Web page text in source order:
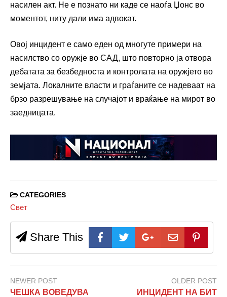
насилен акт. Не е познато ни каде се наоѓа Џонс во
моментот, ниту дали има адвокат.
Овој инцидент е само еден од многуте примери на
насилство со оружје во САД, што повторно ја отвора
дебатата за безбедноста и контролата на оружјето во
земјата. Локалните власти и граѓаните се надеваат на
брзо разрешување на случајот и враќање на мирот во
заедницата.
CATEGORIES
Свет
Share This
NEWER POST
ЧЕШКА ВОВЕДУВА
OLDER POST
ИНЦИДЕНТ НА БИТ